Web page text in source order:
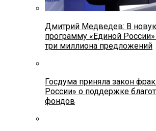
Дмитрий Медведев: В
программу «Единой России»
три миллиона предложений
Госдума приняла закон
России» о поддержке
фондов